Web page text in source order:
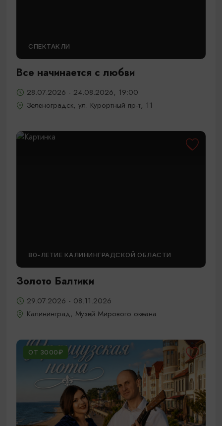
СПЕКТАКЛИ
Все начинается с любви
28.07.2026 - 24.08.2026, 19:00
Зеленоградск, ул. Курортный пр-т, 11
80-ЛЕТИЕ КАЛИНИНГРАДСКОЙ ОБЛАСТИ
Золото Балтики
29.07.2026 - 08.11.2026
Калининград, Музей Мирового океана
ОТ 3000₽